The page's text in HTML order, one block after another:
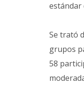
estándar
Se trató
grupos
58